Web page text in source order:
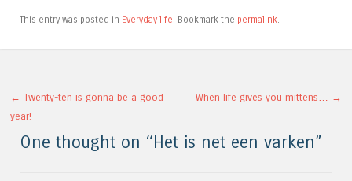
This entry was posted in Everyday life. Bookmark the permalink.
Post navigation
← Twenty-ten is gonna be a good
year!
When life gives you mittens… →
One thought on “Het is net een varken”